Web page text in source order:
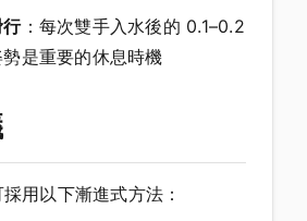
：每次雙手入水後的 0.1–0.2
是重要的休息時機
用以下漸進式方法：